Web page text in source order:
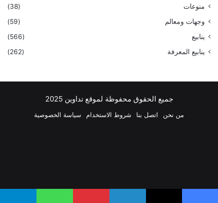
منوعات
(38)
وجهات ومعالم
(59)
ينابيع
(566)
ينابيع المعرفة
(262)
جميع الحقوق محفوظة لموقع تداوين 2025
من نحن اتصل بنا شروط الاستخدام سياسة الخصوصية
الموقع